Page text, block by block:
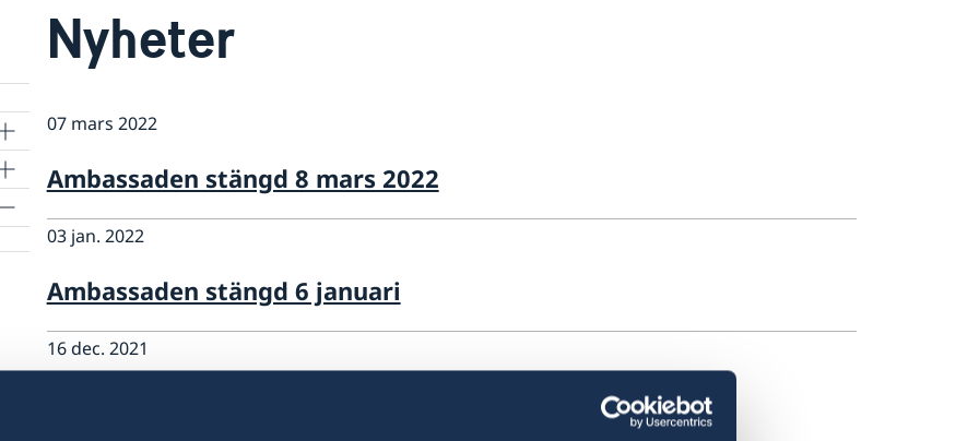
Nyheter
07 mars 2022
Ambassaden stängd 8 mars 2022
03 jan. 2022
Ambassaden stängd 6 januari
16 dec. 2021